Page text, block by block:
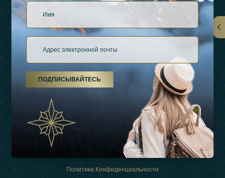
О Нас
Виды Отдыха
Связаться
Политика Конфиденциальности
ПОДПИСЫВАЙТЕСЬ